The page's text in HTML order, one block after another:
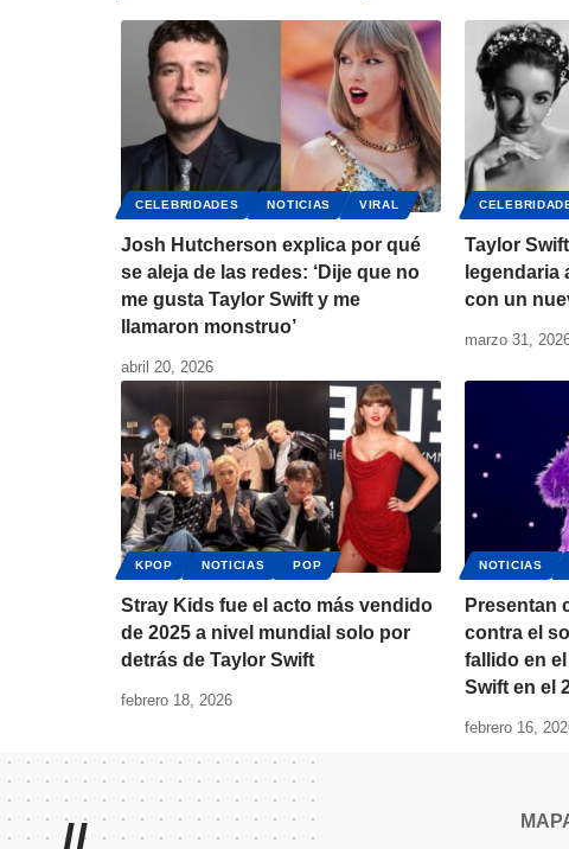
CELEBRIDADES NOTICIAS VIRAL
Josh Hutcherson explica por qué
se aleja de las redes: ‘Dije que no
me gusta Taylor Swift y me
llamaron monstruo’
abril 20, 2026
Taylor
legendaria
con un
marzo 31,
KPOP NOTICIAS POP
Stray Kids fue el acto más vendido
de 2025 a nivel mundial solo por
detrás de Taylor Swift
febrero 18, 2026
NOTICIAS
Presentan
contra el
fallido en el
Swift en el
febrero 16,